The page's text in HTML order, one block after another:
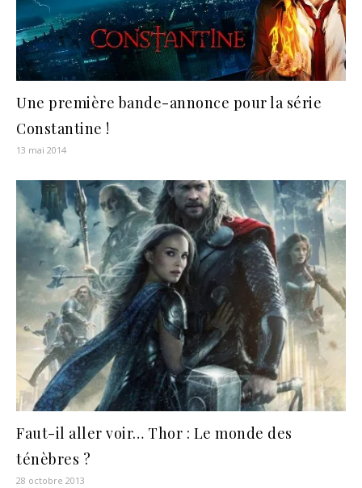
Une première bande-annonce pour la série
Constantine !
13 mai 2014
Faut-il aller voir… Thor : Le monde des
ténèbres ?
28 octobre 2013